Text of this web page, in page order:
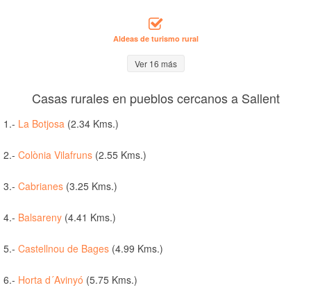
Aldeas de turismo rural
Ver 16 más
Casas rurales en pueblos cercanos a Sallent
1.- La Botjosa (2.34 Kms.)
2.- Colònia Vilafruns (2.55 Kms.)
3.- Cabrianes (3.25 Kms.)
4.- Balsareny (4.41 Kms.)
5.- Castellnou de Bages (4.99 Kms.)
6.- Horta d´Avinyó (5.75 Kms.)